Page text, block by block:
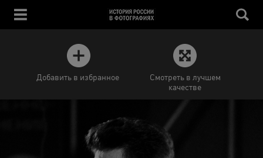
Добавить в избранное
Смотреть в лучшем
качестве